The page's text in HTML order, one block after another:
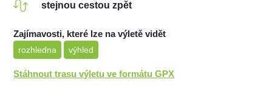
stejnou cestou zpět
Zajímavosti, které lze na výletě vidět
rozhledna výhled
Stáhnout trasu výletu ve formátu GPX